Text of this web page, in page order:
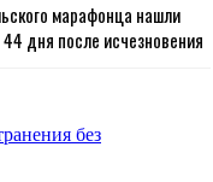
марафонца нашли
44 дня после исчезновения
без